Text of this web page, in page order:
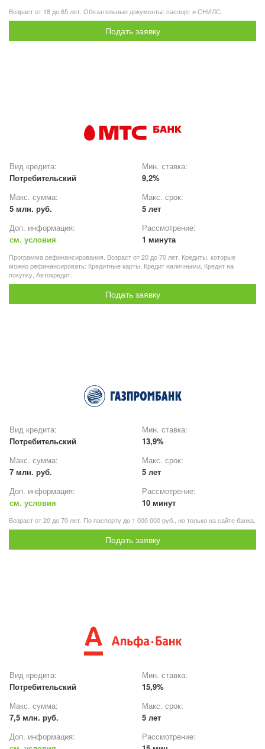
Возраст от 18 до 65 лет. Обязательные документы: паспорт и СНИЛС.
Подать заявку
Вид кредита:
Потребительский
Мин. ставка:
9,2%
Макс. сумма:
5 млн. руб.
Макс. срок:
5 лет
Доп. информация:
см. условия
Рассмотрение:
1 минута
Программа рефинансирования. Возраст от 20 до 70 лет. Кредиты, которые
можно рефинансировать: Кредитные карты, Кредит наличными, Кредит на
покупку, Автокредит.
Подать заявку
Вид кредита:
Потребительский
Мин. ставка:
13,9%
Макс. сумма:
7 млн. руб.
Макс. срок:
5 лет
Доп. информация:
см. условия
Рассмотрение:
10 минут
Возраст от 20 до 70 лет. По паспорту до 1 000 000 руб., но только на сайте банка.
Подать заявку
Вид кредита:
Потребительский
Мин. ставка:
15,9%
Макс. сумма:
7,5 млн. руб.
Макс. срок:
5 лет
Доп. информация:
Рассмотрение: